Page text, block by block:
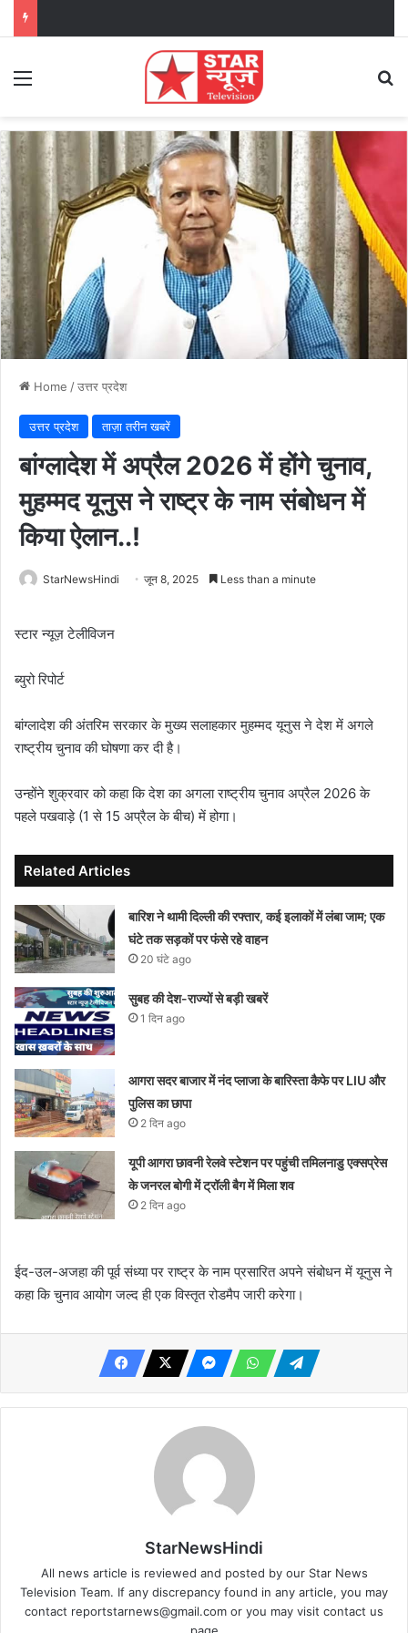
Menu
Home /उत्तर प्रदेश
उत्तर प्रदेश ताज़ा तरीन खबरें
बांग्लादेश में अप्रैल 2026 में होंगे चुनाव,
मुहम्मद यूनुस ने राष्ट्र के नाम संबोधन में
किया ऐलान..!
StarNewsHindi जून 8, 2025 Less than a minute
स्टार न्यूज़ टेलीविजन
ब्युरो रिपोर्ट
बांग्लादेश की अंतरिम सरकार के मुख्य सलाहकार मुहम्मद यूनुस ने देश में अगले
राष्ट्रीय चुनाव की घोषणा कर दी है।
उन्होंने शुक्रवार को कहा कि देश का अगला राष्ट्रीय चुनाव अप्रैल 2026 के
पहले पखवाड़े (1 से 15 अप्रैल के बीच) में होगा।
Related Articles
बारिश ने थामी दिल्ली की रफ्तार, कई इलाकों में लंबा जाम; एक
घंटे तक सड़कों पर फंसे रहे वाहन
20 घंटे ago
सुबह की देश-राज्यों से बड़ी खबरें
1 दिन ago
आगरा सदर बाजार में नंद प्लाजा के बारिस्ता कैफे पर LIU और
पुलिस का छापा
2 दिन ago
यूपी आगरा छावनी रेलवे स्टेशन पर पहुंची तमिलनाडु एक्सप्रेस
के जनरल बोगी में ट्रॉली बैग में मिला शव
2 दिन ago
ईद-उल-अजहा की पूर्व संध्या पर राष्ट्र के नाम प्रसारित अपने संबोधन में यूनुस ने
कहा कि चुनाव आयोग जल्द ही एक विस्तृत रोडमैप जारी करेगा।
StarNewsHindi
All news article is reviewed and posted by our Star News
Television Team. If any discrepancy found in any article, you may
contact reportstarnews@gmail.com or you may visit contact us